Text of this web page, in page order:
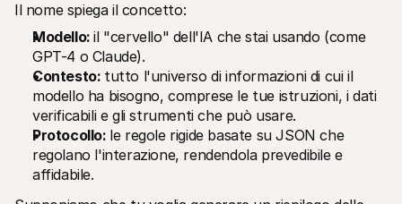
Il nome spiega il concetto:
Modello: il "cervello" dell'IA che stai usando (come
GPT-4 o Claude).
Contesto: tutto l'universo di informazioni di cui il
modello ha bisogno, comprese le tue istruzioni, i dati
verificabili e gli strumenti che può usare.
Protocollo: le regole rigide basate su JSON che
regolano l'interazione, rendendola prevedibile e
affidabile.